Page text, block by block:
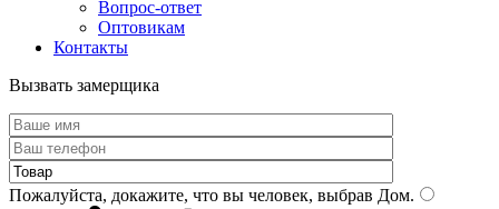
Вопрос-ответ
Оптовикам
Контакты
Вызвать замерщика
Пожалуйста, докажите, что вы человек, выбрав Дом.